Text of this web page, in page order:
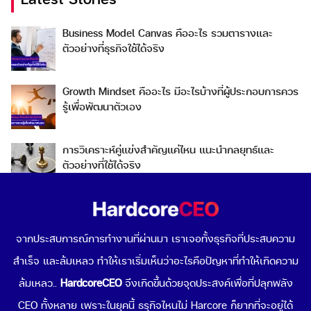
Business Model Canvas คืออะไร รวมตารางและ
ตัวอย่างที่ธุรกิจใช้ได้จริง
Growth Mindset คืออะไร มีอะไรบ้างที่ผู้ประกอบการควร
รู้เพื่อพัฒนาตัวเอง
การวิเคราะห์คู่แข่งสำคัญแค่ไหน แนะนำกลยุทธ์และ
ตัวอย่างที่ใช้ได้จริง
Go To Market คืออะไร เลือกกลยุทธ์การเข้าสู่ตลาดต่าง
Data-Driven Organization คืออะไร ทำไมการขับเคลื่อน
องค์กรด้วยข้อมูลถึงดีต่อธุรกิจคุณ
จากประสบการณ์การทำงานที่ผ่านมา เราเจอทั้งธุรกิจที่ประสบความ
สำเร็จ และล้มเหลว ทำให้เราเริ่มเห็นว่าอะไรคือปัญหาที่ทำให้เกิดความ
ล้มเหลว.. HardcoreCEOจึงเกิดขึ้นด้วยจุดประสงค์เพื่อที่ปลุกพลัง
CEO ทั้งหลาย เพราะในยุคนี้ ธรุกิจไหนไม่ Harcore ก็ยากที่จะอยู่ได้